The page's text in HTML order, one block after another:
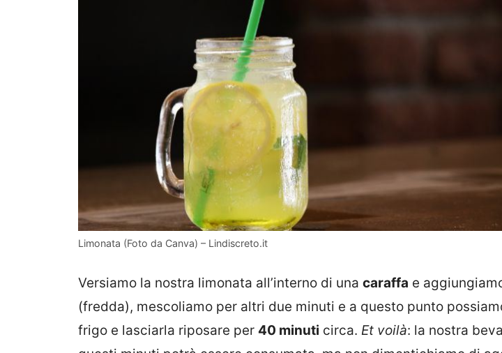
Limonata (Foto da Canva) – Lindiscreto.it
Versiamo la nostra limonata all’interno di una caraffa e
(fredda), mescoliamo per altri due minuti e a questo punto
frigo e lasciarla riposare per 40 minuti circa. Et voilà: la nostra